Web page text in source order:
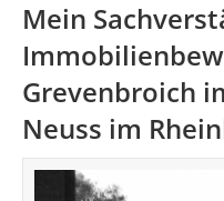
Mein
Grevenbroich
Neuss im